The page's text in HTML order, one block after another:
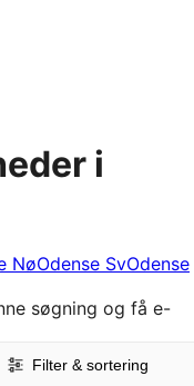
i
NøOdense SvOdense
søgning og få e-
Filter & sortering